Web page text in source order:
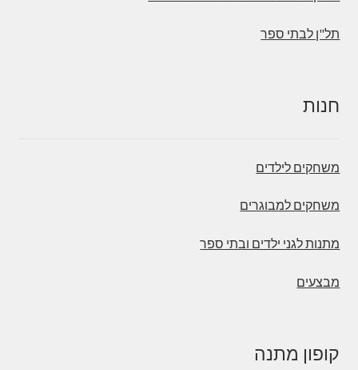
תל"ן לבתי ספר
חנות
משחקים לילדים
משחקים למבוגרים
מתנות לגני ילדים ובתי ספר
מבצעים
קופון מתנה